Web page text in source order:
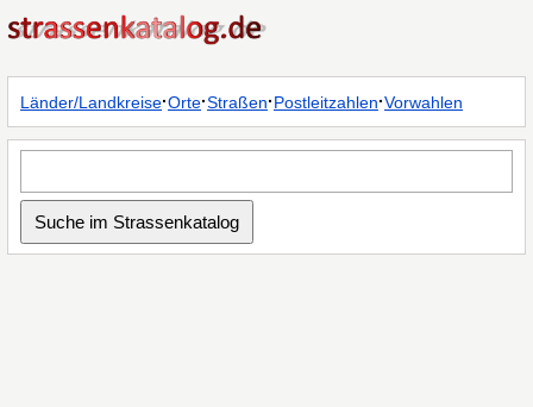
Länder/Landkreise·Orte·Straßen·Postleitzahlen·Vorwahlen